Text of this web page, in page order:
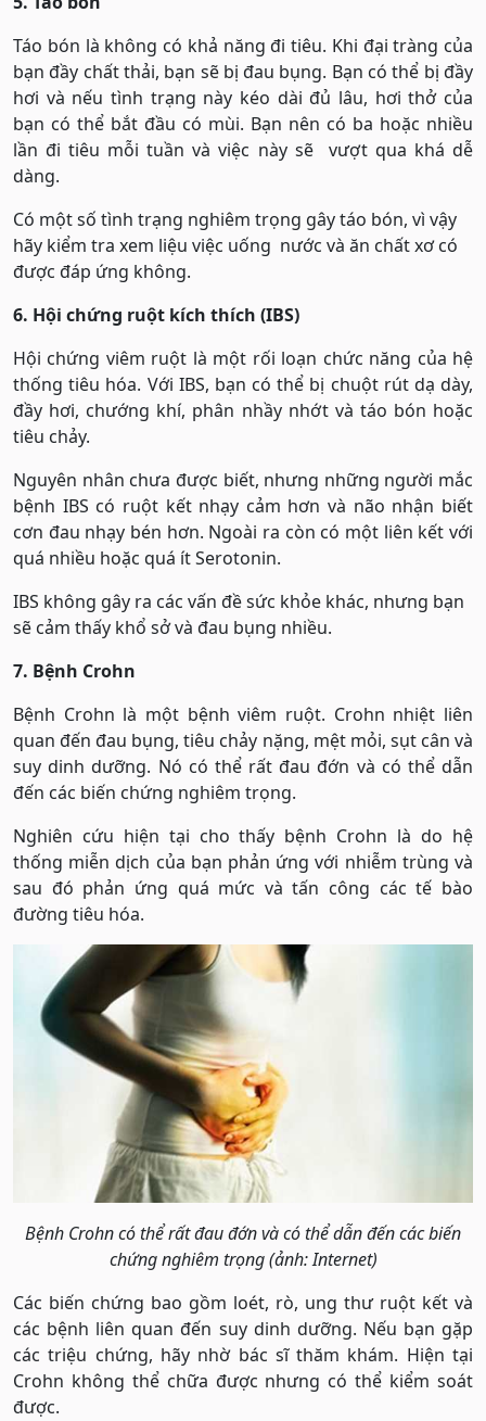
Táo bón là không có khả năng đi tiêu. Khi đại tràng của
bạn đầy chất thải, bạn sẽ bị đau bụng. Bạn có thể bị đầy
hơi và nếu tình trạng này kéo dài đủ lâu, hơi thở của
bạn có thể bắt đầu có mùi. Bạn nên có ba hoặc nhiều
lần đi tiêu mỗi tuần và việc này sẽ vượt qua khá dễ
dàng.
Có một số tình trạng nghiêm trọng gây táo bón, vì vậy
hãy kiểm tra xem liệu việc uống nước và ăn chất xơ có
được đáp ứng không.
6. Hội chứng ruột kích thích (IBS)
Hội chứng viêm ruột là một rối loạn chức năng của hệ
thống tiêu hóa. Với IBS, bạn có thể bị chuột rút dạ dày,
đầy hơi, chướng khí, phân nhầy nhớt và táo bón hoặc
tiêu chảy.
Nguyên nhân chưa được biết, nhưng những người mắc
bệnh IBS có ruột kết nhạy cảm hơn và não nhận biết
cơn đau nhạy bén hơn. Ngoài ra còn có một liên kết với
quá nhiều hoặc quá ít Serotonin.
IBS không gây ra các vấn đề sức khỏe khác, nhưng bạn
sẽ cảm thấy khổ sở và đau bụng nhiều.
7. Bệnh Crohn
Bệnh Crohn là một bệnh viêm ruột. Crohn nhiệt liên
quan đến đau bụng, tiêu chảy nặng, mệt mỏi, sụt cân và
suy dinh dưỡng. Nó có thể rất đau đớn và có thể dẫn
đến các biến chứng nghiêm trọng.
Nghiên cứu hiện tại cho thấy bệnh Crohn là do hệ
thống miễn dịch của bạn phản ứng với nhiễm trùng và
sau đó phản ứng quá mức và tấn công các tế bào
đường tiêu hóa.
Bệnh Crohn có thể rất đau đớn và có thể dẫn đến các biến
chứng nghiêm trọng (ảnh: Internet)
Các biến chứng bao gồm loét, rò, ung thư ruột kết và
các bệnh liên quan đến suy dinh dưỡng. Nếu bạn gặp
các triệu chứng, hãy nhờ bác sĩ thăm khám. Hiện tại
Crohn không thể chữa được nhưng có thể kiểm soát
được.